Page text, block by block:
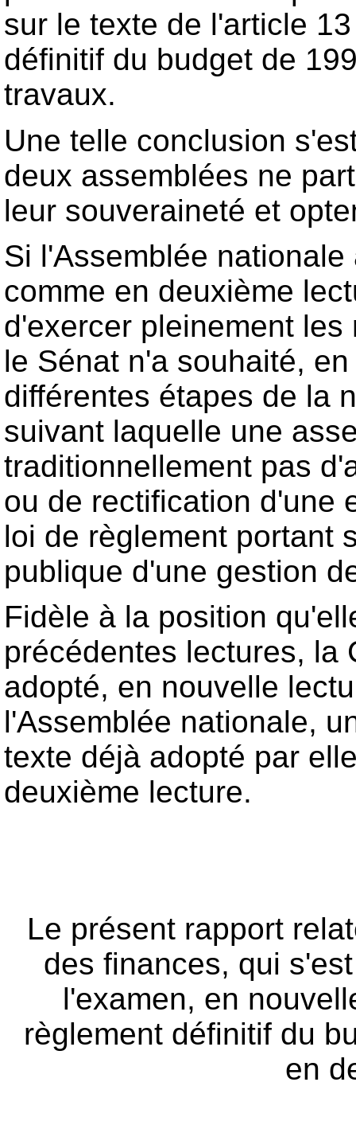
sur le texte de l'article
définitif du budget de
travaux.
Une telle conclusion
deux assemblées ne
leur souveraineté et
Si l'Assemblée
comme en deuxième
d'exercer pleinement
le Sénat n'a souhaité,
différentes étapes de la
suivant laquelle une
traditionnellement pas
ou de rectification d'une
loi de règlement portant
publique d'une gestion
Fidèle à la position
précédentes lectures, la
adopté, en nouvelle
l'Assemblée nationale,
texte déjà adopté par
deuxième lecture.
Le présent rapport
des finances, qui
l'examen, en
règlement définitif du
en